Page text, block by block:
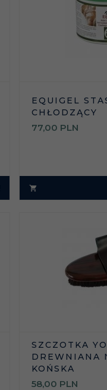
EQUIGEL
CHŁODZĄCY
77,00 PLN
SZCZOTKA
DREWNIANA
KOŃSKA
58,00 PLN